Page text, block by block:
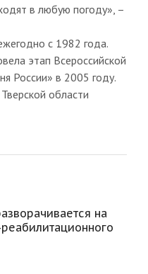
в любую погоду», –
с 1982 года.
этап Всероссийской
России» в 2005 году.
области
на